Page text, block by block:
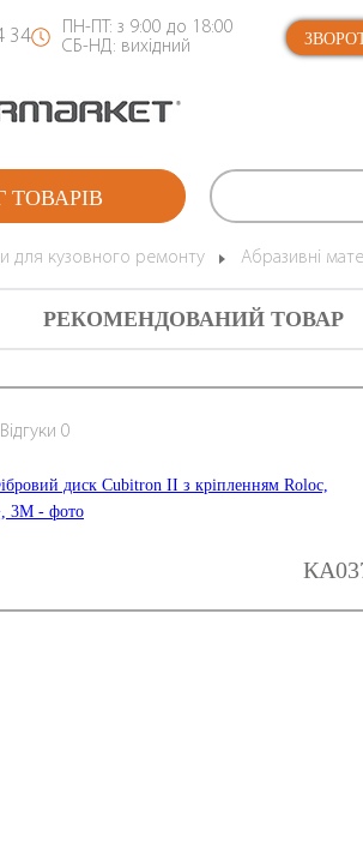
34
ПН-ПТ: з 9:00 до 18:00
СБ-НД: вихідний
ТОВАРІВ
для кузовного ремонту Абразивні
РЕКОМЕНДОВАНИЙ ТОВАР
Відгуки 0